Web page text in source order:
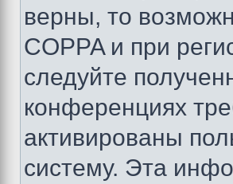
верны, то
COPPA и при
следуйте
конференциях
активированы
систему. Эта